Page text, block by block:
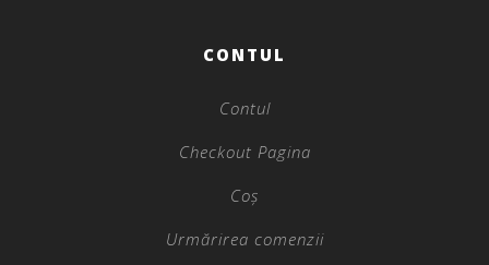
CONTUL
Contul
Checkout Pagina
Coș
Urmărirea comenzii